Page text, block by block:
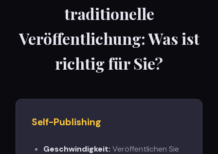
traditionelle
Veröffentlichung: Was ist
richtig für Sie?
Self-Publishing
Geschwindigkeit: Veröffentlichen Sie